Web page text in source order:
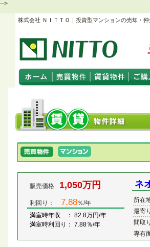
-->
株式会社 ＮＩＴＴＯ｜投資型マンションの売却・
販売価格 1,050万円
利回り： 7.88％/年
満室時年収 ： 82.8万円/年
満室時利回り： 7.88％/年
ネ
所在
最寄
間取
専有